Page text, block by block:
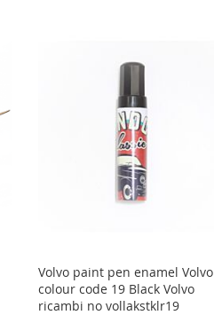
Volvo paint pen enamel Volvo
colour code 19 Black Volvo
ricambi no vollakstklr19